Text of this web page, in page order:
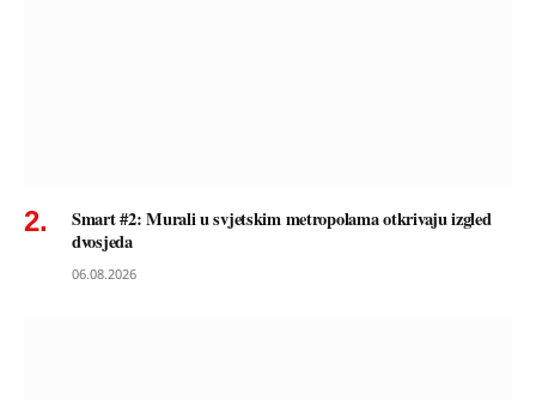
Smart #2: Murali u svjetskim metropolama otkrivaju izgled
dvosjeda
06.08.2026